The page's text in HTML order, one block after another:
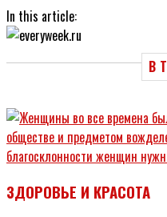
In this article:
В
ЗДОРОВЬЕ И КРАСОТА